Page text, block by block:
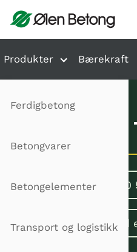
Hopp til innhold
Produkter
Ferdigbetong
Betongvarer
Betongelementer
Transport og logistikk
Bærekraft
Ring 90
Send